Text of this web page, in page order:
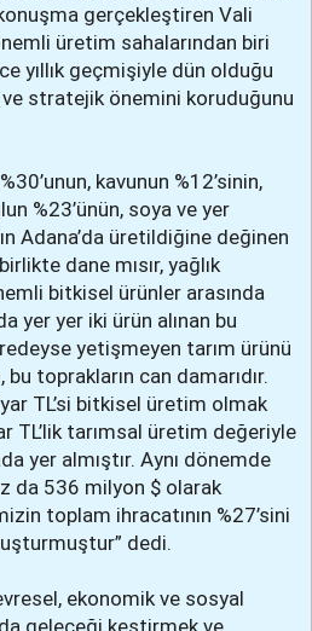
gerçekleştiren Vali
üretim sahalarından biri
yıllık geçmişiyle dün olduğu
stratejik önemini koruduğunu
kavunun %12’sinin,
%23’ünün, soya ve yer
Adana’da üretildiğine değinen
dane mısır, yağlık
bitkisel ürünler arasında
yer yer iki ürün alınan bu
yetişmeyen tarım ürünü
bu toprakların can damarıdır.
TL’si bitkisel üretim olmak
TL’lik tarımsal üretim değeriyle
yer almıştır. Aynı dönemde
da 536 milyon $ olarak
toplam ihracatının %27’sini
dedi.
ekonomik ve sosyal
geleceği kestirmek ve